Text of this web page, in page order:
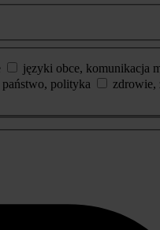
języki obce, komunikacja
państwo, polityka
zdrowie,